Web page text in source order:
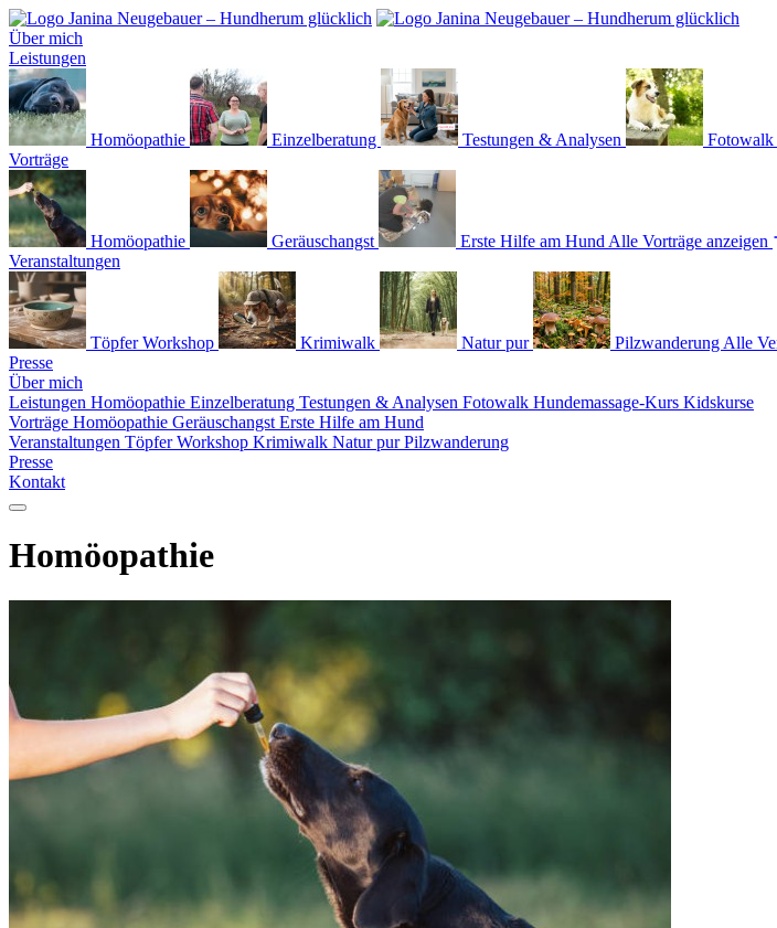
Über mich
Leistungen
Homöopathie Einzelberatung Testungen & Analysen Fotowalk
Vorträge
Homöopathie Geräuschangst Erste Hilfe am Hund Alle Vorträge anzeigen
Veranstaltungen
Töpfer Workshop Krimiwalk Natur pur Pilzwanderung Alle
Presse
Über mich
Leistungen Homöopathie Einzelberatung Testungen & Analysen Fotowalk Hundemassage-Kurs Kidskurse
Vorträge Homöopathie Geräuschangst Erste Hilfe am Hund
Veranstaltungen Töpfer Workshop Krimiwalk Natur purPilzwanderung
Presse
Kontakt
Homöopathie